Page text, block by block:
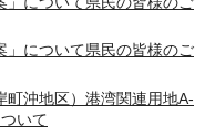
」について県民の皆様のご
町沖地区）港湾関連用地A-
いて